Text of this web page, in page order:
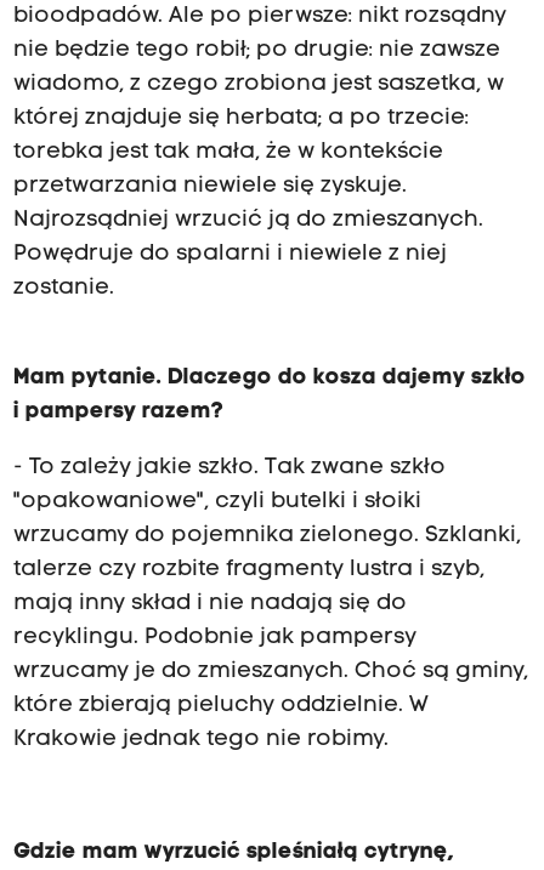
bioodpadów. Ale po pierwsze: nikt rozsądny
nie będzie tego robił; po drugie: nie zawsze
wiadomo, z czego zrobiona jest saszetka, w
której znajduje się herbata; a po trzecie:
torebka jest tak mała, że w kontekście
przetwarzania niewiele się zyskuje.
Najrozsądniej wrzucić ją do zmieszanych.
Powędruje do spalarni i niewiele z niej
zostanie.
Mam pytanie. Dlaczego do kosza dajemy szkło
i pampersy razem?
- To zależy jakie szkło. Tak zwane szkło
"opakowaniowe", czyli butelki i słoiki
wrzucamy do pojemnika zielonego. Szklanki,
talerze czy rozbite fragmenty lustra i szyb,
mają inny skład i nie nadają się do
recyklingu. Podobnie jak pampersy
wrzucamy je do zmieszanych. Choć są gminy,
które zbierają pieluchy oddzielnie. W
Krakowie jednak tego nie robimy.
Gdzie mam wyrzucić spleśniałą cytrynę,